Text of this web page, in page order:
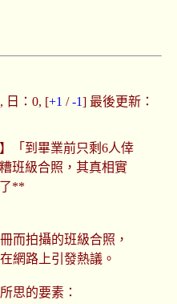
日：0, [+1 /-1] 最後更新：
「到畢業前只剩6人倖
班級合照，其真相實
**
而拍攝的班級合照，
網路上引發熱議。
思的要素：